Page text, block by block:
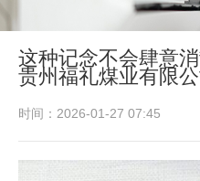
这种记念不会肆意
贵州福礼煤业有限公
时间：2026-01-27 07:45